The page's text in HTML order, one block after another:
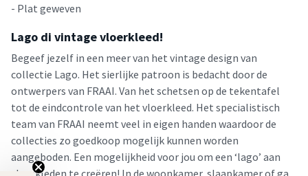
- Plat geweven
Lago di vintage vloerkleed!
Begeef jezelf in een meer van het vintage design van
collectie Lago. Het sierlijke patroon is bedacht door de
ontwerpers van FRAAI. Van het schetsen op de tekentafel
tot de eindcontrole van het vloerkleed. Het specialistisch
team van FRAAI neemt veel in eigen handen waardoor de
collecties zo goedkoop mogelijk kunnen worden
aangeboden. Een mogelijkheid voor jou om een ‘lago’ aan
vloerkleden te creëren! In de woonkamer, slaapkamer of ga